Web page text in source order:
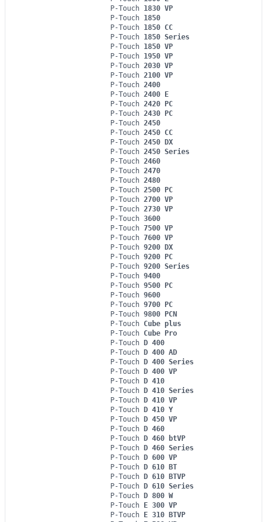
P-Touch 1830 VP
P-Touch 1850
P-Touch 1850 CC
P-Touch 1850 Series
P-Touch 1850 VP
P-Touch 1950 VP
P-Touch 2030 VP
P-Touch 2100 VP
P-Touch 2400
P-Touch 2400 E
P-Touch 2420 PC
P-Touch 2430 PC
P-Touch 2450
P-Touch 2450 CC
P-Touch 2450 DX
P-Touch 2450 Series
P-Touch 2460
P-Touch 2470
P-Touch 2480
P-Touch 2500 PC
P-Touch 2700 VP
P-Touch 2730 VP
P-Touch 3600
P-Touch 7500 VP
P-Touch 7600 VP
P-Touch 9200 DX
P-Touch 9200 PC
P-Touch 9200 Series
P-Touch 9400
P-Touch 9500 PC
P-Touch 9600
P-Touch 9700 PC
P-Touch 9800 PCN
P-Touch Cube plus
P-Touch Cube Pro
P-Touch D 400
P-Touch D 400 AD
P-Touch D 400 Series
P-Touch D 400 VP
P-Touch D 410
P-Touch D 410 Series
P-Touch D 410 VP
P-Touch D 410 Y
P-Touch D 450 VP
P-Touch D 460
P-Touch D 460 btVP
P-Touch D 460 Series
P-Touch D 600 VP
P-Touch D 610 BT
P-Touch D 610 BTVP
P-Touch D 610 Series
P-Touch D 800 W
P-Touch E 300 VP
P-Touch E 310 BTVP